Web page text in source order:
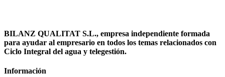
BILANZ QUALITAT S.L., empresa independiente formada
para ayudar al empresario en todos los temas relacionados con
Ciclo Integral del agua y telegestión.
Información